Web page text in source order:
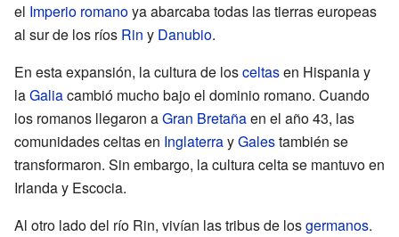
el Imperio romanoya abarcaba todas las tierras europeas
al sur de los ríos Rin y Danubio.
En esta expansión, la cultura de losceltasen Hispania y
laGaliacambió mucho bajo el dominio romano. Cuando
los romanos llegaron aGran Bretañaen el año 43, las
comunidades celtas en InglaterrayGalestambién se
transformaron. Sin embargo, la cultura celta se mantuvo en
Irlanda y Escocia.
Al otro lado del río Rin, vivían las tribus de losgermanos.